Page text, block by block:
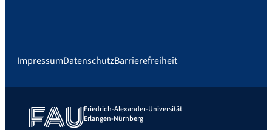
ImpressumDatenschutzBarrierefreiheit
Friedrich-Alexander-Universität
Erlangen-Nürnberg